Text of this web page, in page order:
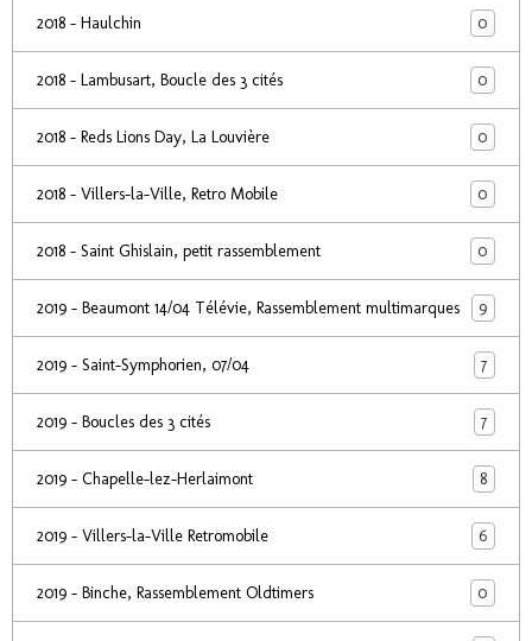
2018 - Haulchin 0
2018 - Lambusart, Boucle des 3 cités 0
2018 - Reds Lions Day, La Louvière 0
2018 - Villers-la-Ville, Retro Mobile 0
2018 - Saint Ghislain, petit rassemblement 0
2019 - Beaumont 14/04 Télévie, Rassemblement multimarques 9
2019 - Saint-Symphorien, 07/04 7
2019 - Boucles des 3 cités 7
2019 - Chapelle-lez-Herlaimont 8
2019 - Villers-la-Ville Retromobile 6
2019 - Binche, Rassemblement Oldtimers 0